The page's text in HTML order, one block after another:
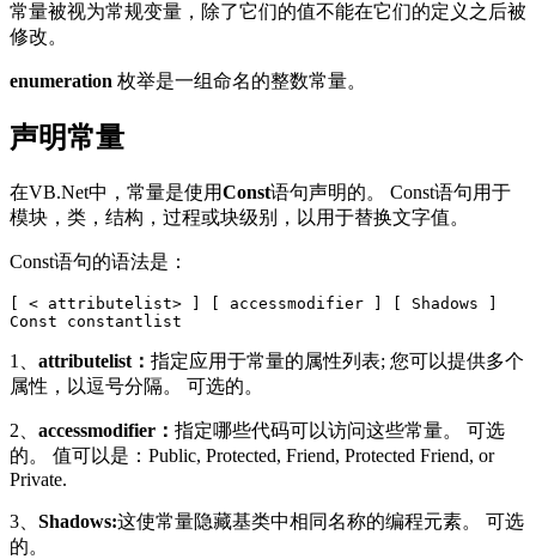
常量被视为常规变量，除了它们的值不能在它们的定义之后被
修改。
enumeration 枚举是一组命名的整数常量。
声明常量
在VB.Net中，常量是使用Const语句声明的。 Const语句用于
模块，类，结构，过程或块级别，以用于替换文字值。
Const语句的语法是：
[ < attributelist> ] [ accessmodifier ] [ Shadows ]
1、 attributelist： 指定应用于常量的属性列表; 您可以提供多个
属性，以逗号分隔。 可选的。
2、 accessmodifier： 指定哪些代码可以访问这些常量。 可选
的。 值可以是：Public, Protected, Friend, Protected Friend, or
Private.
3、 Shadows:这使常量隐藏基类中相同名称的编程元素。 可选
的。